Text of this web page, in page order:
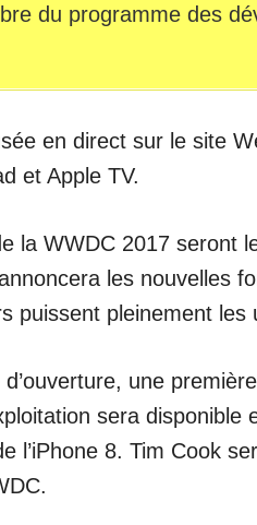
du programme des
en direct sur le site
et Apple TV.
la WWDC 2017 seront
les nouvelles
puissent pleinement les
une
sera
l’iPhone 8. Tim Cook